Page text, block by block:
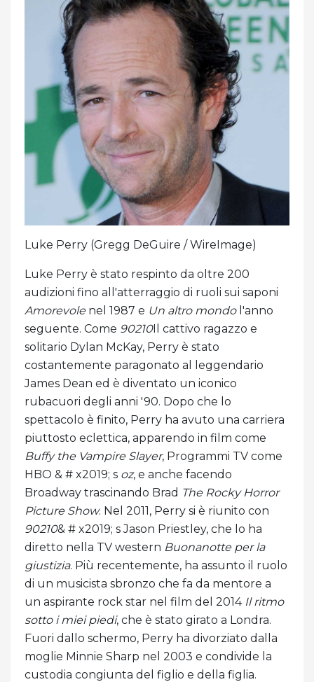
Luke Perry (Gregg DeGuire / WireImage)
Luke Perry è stato respinto da oltre 200
audizioni fino all'atterraggio di ruoli sui saponi
Amorevolenel 1987 e Un altro mondo l'anno
seguente. Come 90210Il cattivo ragazzo e
solitario Dylan McKay, Perry è stato
costantemente paragonato al leggendario
James Dean ed è diventato un iconico
rubacuori degli anni '90. Dopo che lo
spettacolo è finito, Perry ha avuto una carriera
piuttosto eclettica, apparendo in film come
Buffy the Vampire Slayer, Programmi TV come
HBO & # x2019; s oz, e anche facendo
Broadway trascinando Brad The Rocky Horror
Picture Show. Nel 2011, Perry si è riunito con
90210& # x2019; s Jason Priestley, che lo ha
diretto nella TV western Buonanotte per la
giustizia. Più recentemente, ha assunto il ruolo
di un musicista sbronzo che fa da mentore a
un aspirante rock star nel film del 2014 Il ritmo
sotto i miei piedi, che è stato girato a Londra.
Fuori dallo schermo, Perry ha divorziato dalla
moglie Minnie Sharp nel 2003 e condivide la
custodia congiunta del figlio e della figlia.